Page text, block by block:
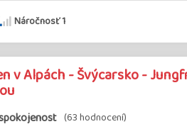
Náročnosť 1
v Alpách - Švýcarsko -
(63 hodnocení)